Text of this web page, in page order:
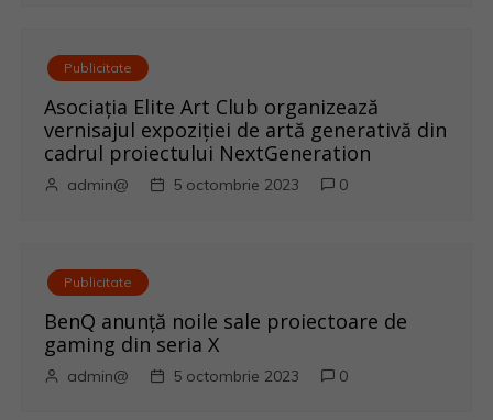
Publicitate
Asociația Elite Art Club organizează
vernisajul expoziției de artă generativă din
cadrul proiectului NextGeneration
admin@ 5 octombrie 2023 0
Publicitate
BenQ anunţă noile sale proiectoare de
gaming din seria X
admin@ 5 octombrie 2023 0